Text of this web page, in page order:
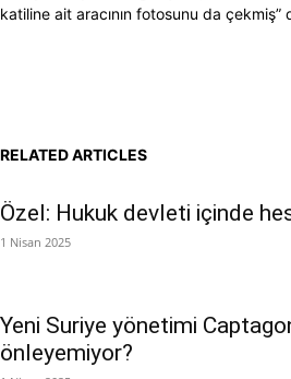
katiline ait aracının fotosunu da çekmiş”
RELATED ARTICLES
Özel: Hukuk devleti içinde
1 Nisan 2025
Yeni Suriye yönetimi
önleyemiyor?